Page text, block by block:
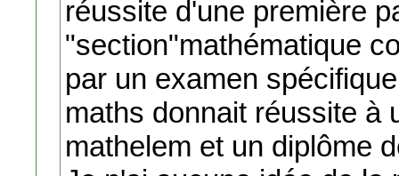
réussite d'une première
"section"mathématique
par un examen
maths donnait réussite à
mathelem et un diplôme